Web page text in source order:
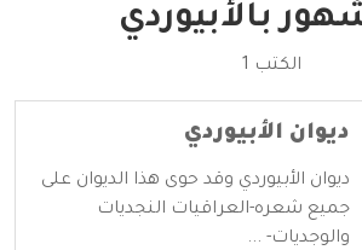
بالأبيوردي
الكتب 1
ديوان الأبيوردي
ديوان الأبيوردي وقد حوى هذا الديوان على
جميع شعره-العراقيات النجديات
والوجديات- ...